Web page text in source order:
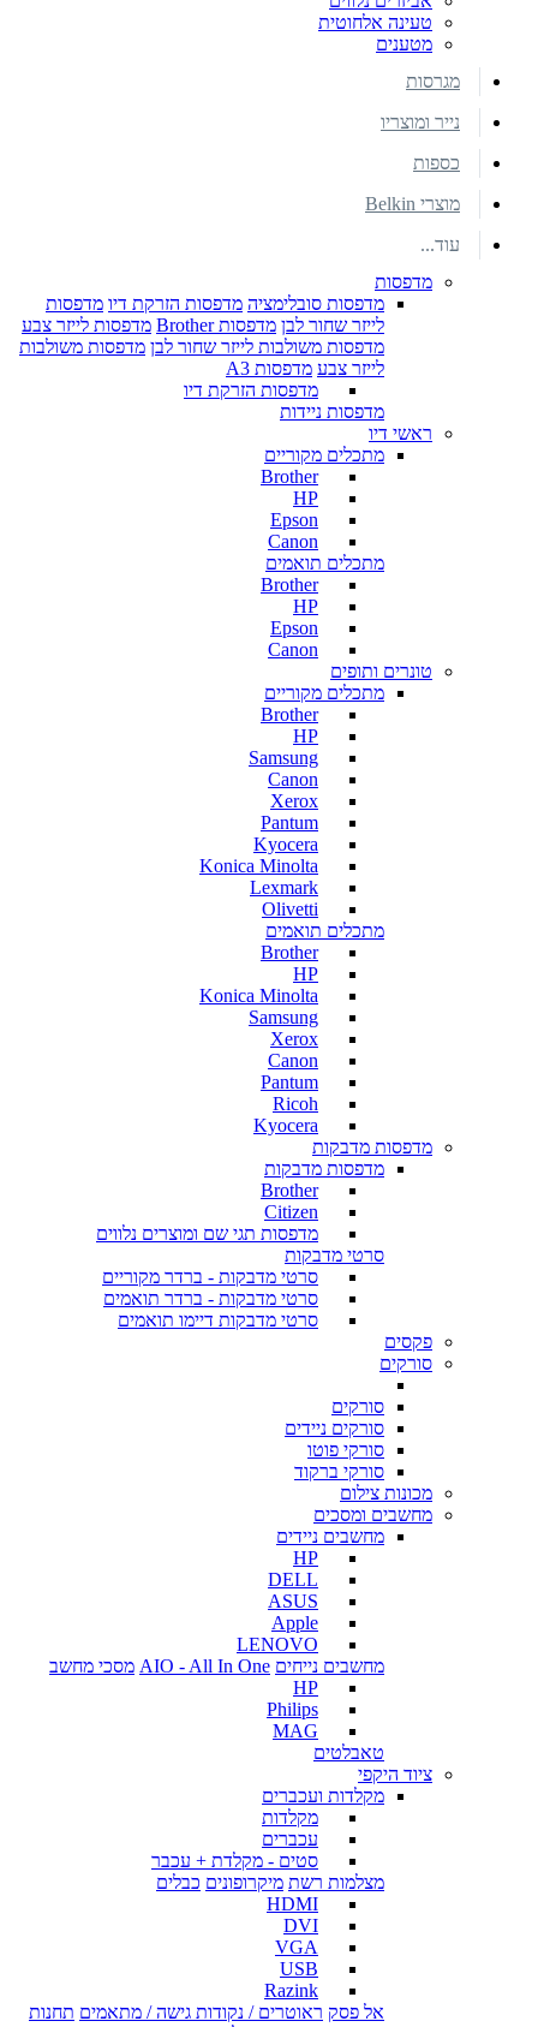
טעינה אלחוטית
מטענים
מגרסות
נייר ומוצריו
כספות
מוצרי Belkin
עוד...
מדפסות
מדפסות סובלימציה מדפסות הזרקת דיו מדפסות
לייזר שחור לבן מדפסות Brother
מדפסות לייזר צבע
מדפסות משולבות לייזר שחור לבן מדפסות משולבות
לייזר צבע מדפסות A3
מדפסות הזרקת דיו
מדפסות ניידות
ראשי דיו
מתכלים מקוריים
Brother
HP
Epson
Canon
מתכלים תואמים
Brother
HP
Epson
Canon
טונרים ותופים
מתכלים מקוריים
Brother
HP
Samsung
Canon
Xerox
Pantum
Kyocera
Konica Minolta
Lexmark
Olivetti
מתכלים תואמים
Brother
HP
Konica Minolta
Samsung
Xerox
Canon
Pantum
Ricoh
Kyocera
מדפסות מדבקות
מדפסות מדבקות
Brother
Citizen
מדפסות תגי שם ומוצרים נלווים
סרטי מדבקות
סרטי מדבקות - ברדר מקוריים
סרטי מדבקות - ברדר תואמים
סרטי מדבקות דיימו תואמים
פקסים
סורקים
סורקים
סורקים ניידים
סורקי פוטו
סורקי ברקוד
מכונות צילום
מחשבים ומסכים
מחשבים ניידים
HP
DELL
ASUS
Apple
LENOVO
מחשבים נייחים AIO - All In One מסכי מחשב
HP
Philips
MAG
טאבלטים
ציוד היקפי
מקלדות ועכברים
מקלדות
עכברים
סטים - מקלדת + עכבר
מצלמות רשת מיקרופונים כבלים
HDMI
DVI
VGA
USB
Razink
אל פסק ראוטרים / נקודות גישה / מתאמים תחנות